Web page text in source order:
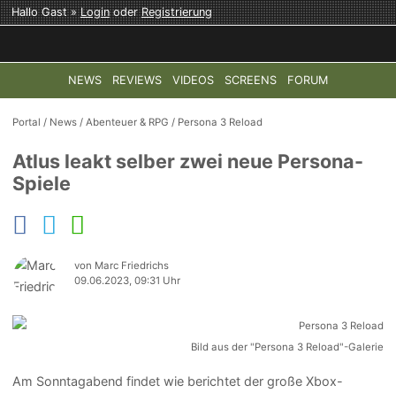
Hallo Gast »LoginoderRegistrierung
NEWS REVIEWS VIDEOS SCREENS FORUM
TOP-THEMEN: COD: MODERN WARFARE 4 HALO:
Portal / News /Abenteuer & RPG / Persona 3 Reload
Atlus leakt selber zwei neue Persona-
Spiele
von Marc Friedrichs
09.06.2023, 09:31 Uhr
Bild aus der "Persona 3 Reload"-Galerie
Am Sonntagabend findet wie berichtet der große Xbox-